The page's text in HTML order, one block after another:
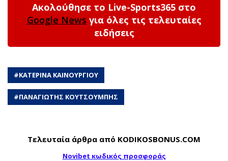
Ακολούθησε το Live-Sports365 στο
Google News για όλες τις τελευταίες
ειδήσεις
#ΚΑΤΕΡΙΝΑ ΚΑΙΝΟΥΡΓΙΟΥ
#ΠΑΝΑΓΙΩΤΗΣ ΚΟΥΤΣΟΥΜΠΗΣ
Τελευταία άρθρα από KODIKOSBONUS.COM
Novibet κωδικός προσφοράς